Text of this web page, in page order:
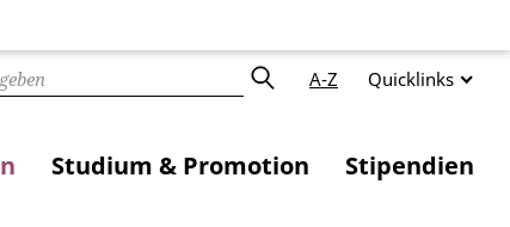
A-Z Quicklinks
Studium & Promotion Stipendien